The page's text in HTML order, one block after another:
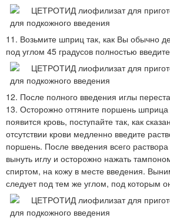
11. Возьмите шприц так, как Вы обычно
под углом 45 градусов полностью
12. После полного введения иглы
13. Осторожно оттяните поршень
появится кровь, поступайте так, как
отсутствии крови медленно введите
поршень. После введения всего
вынуть иглу и осторожно нажать
спиртом, на кожу в месте введения.
следует под тем же углом, под которым